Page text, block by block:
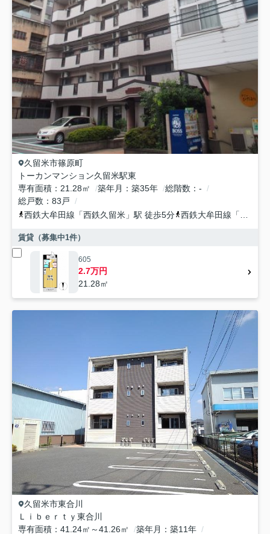
久留米市篠原町
トーカンマンション久留米駅東
専有面積
21.28㎡ 築年月 築35年 総階数
-
総戸数
83戸
西鉄大牟田線 「西鉄久留米 」駅 徒歩5分 西鉄大牟田線 「
賃貸（募集中1件）
605
2.7万円
21.28㎡
久留米市東合川
Ｌｉｂｅｒｔｙ東合川
専有面積
41.24㎡～41.26㎡ 築年月
築11年